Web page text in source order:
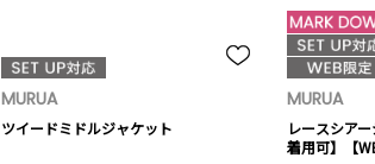
MURUA
ツイードミドルジャケット
MURUA
レースシア
着用可】【